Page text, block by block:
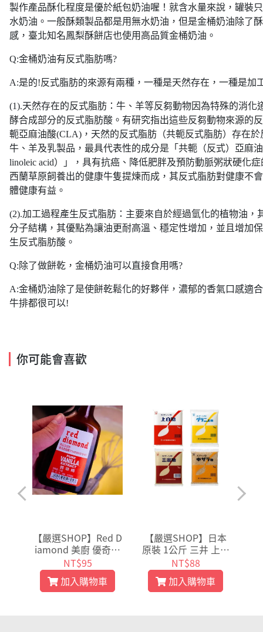
製作產品酥化程度是優於紙包奶油喔！就含水量來說，罐裝
水奶油。一般酥類製品都是用無水奶油，但是金桶奶油除了
感，臺北知名鳳梨酥餅店也使用高品質金桶奶油。
Q:金桶奶油有反式脂肪嗎?
A:是的!反式脂肪的來源有兩種，一種是天然存在，一種是加
(1).天然存在的反式脂肪：牛、羊等反芻動物因為特殊的消化
酵合成部分的反式脂肪酸。有研究指出這些反芻動物來源的
軛亞麻油酸(CLA)，天然的反式脂肪（共軛反式脂肪）存在
牛、羊及乳製品，最具代表性的成分是「共軛（反式）亞麻油
linoleic acid）」，具有抗癌、降低肥胖及預防動脈粥狀硬化
西蘭草原飼養出的健康牛隻提煉而成，其反式脂肪對健康不
體健康有益。
(2).加工過程產生反式脂肪：主要來自於經過氫化的植物油，
分子結構，其優點為讓油更耐高溫、穩定性增加，並且增加
生反式脂肪酸。
Q:除了做餅乾，金桶奶油可以直接食用嗎?
A:金桶奶油除了是使餅乾鬆化的好夥伴，濃郁的香氣口感適
牛排都很可以!
你可能會喜歡
【嚴選SHOP】Red D
iamond 美廚 優奇香
草精 113ml 香草精
消除食材腥味紅鑽石
香草精【Z008】
NT$95
加入購物車
【嚴選SHOP】日本
原裝 1公斤 三井 上白
糖 / 三溫糖 / 細砂糖 /
中雙糖 烘焙聖品 日本
銷售第一【Z007】
NT$88
加入購物車